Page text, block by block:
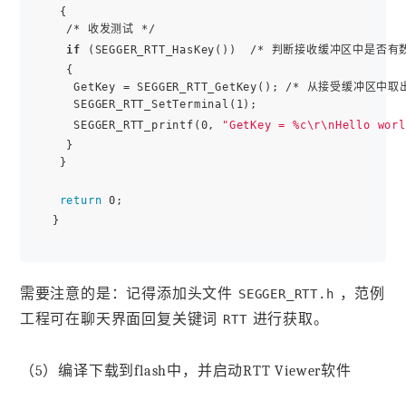
{
/* 收发测试 */
if (SEGGER_RTT_HasKey())  /* 判断接收缓冲区中是否
{
GetKey = SEGGER_RTT_GetKey(); /* 从接受缓冲区中取
SEGGER_RTT_SetTerminal(1);
SEGGER_RTT_printf(0,
"GetKey = %c\r\nHello
}
}
return 0;
需要注意的是：记得添加头文件 SEGGER_RTT.h ，范例
工程可在聊天界面回复关键词
RTT 进行获取。
（5）编译下载到flash中，并启动RTT Viewer软件